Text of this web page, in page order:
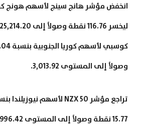
وصولاً إلى المستوى 3,013.92.